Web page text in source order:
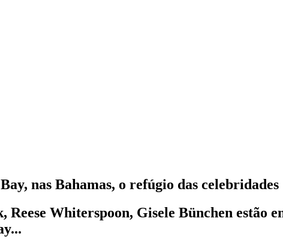
nas Bahamas, o refúgio das celebridades
Reese Whiterspoon, Gisele Bünchen estão